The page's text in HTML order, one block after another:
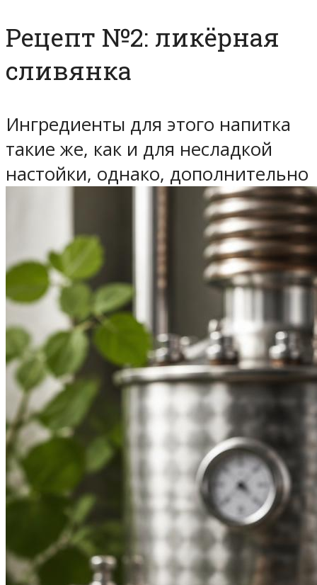
Рецепт №2: ликёрная
сливянка
Ингредиенты для этого напитка
такие же, как и для несладкой
настойки, однако, дополнительно